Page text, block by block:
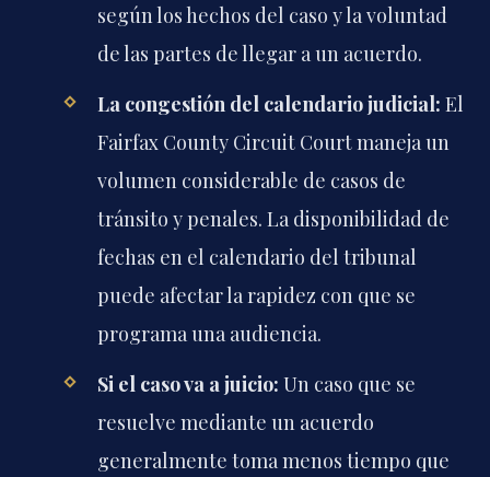
según los hechos del caso y la voluntad
de las partes de llegar a un acuerdo.
La congestión del calendario judicial: El
Fairfax County Circuit Courtmaneja un
volumen considerable de casos de
tránsito y penales. La disponibilidad de
fechas en el calendario del tribunal
puede afectar la rapidez con que se
programa una audiencia.
Si el caso va a juicio: Un caso que se
resuelve mediante un acuerdo
generalmente toma menos tiempo que